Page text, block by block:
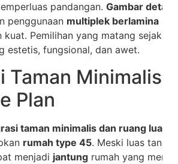
pandangan. Gambar detail
penggunaan multiplek berlamina
kuat. Pemilihan yang matang sejak
estetis, fungsional, dan awet.
Taman Minimalis
Plan
taman minimalis dan ruang luar
rumah type 45. Meski luas
menjadi jantung rumah yang